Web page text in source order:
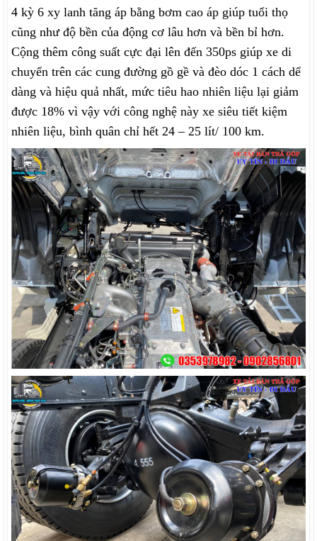
4 kỳ 6 xy lanh tăng áp bằng bơm cao áp giúp tuổi thọ
cũng như độ bền của động cơ lâu hơn và bền bỉ hơn.
Cộng thêm công suất cực đại lên đến 350ps giúp xe di
chuyển trên các cung đường gồ gề và đèo dóc 1 cách dể
dàng và hiệu quả nhất, mức tiêu hao nhiên liệu lại giảm
được 18% vì vậy với công nghệ này xe siêu tiết kiệm
nhiên liệu, bình quân chỉ hết 24 – 25 lít/ 100 km.